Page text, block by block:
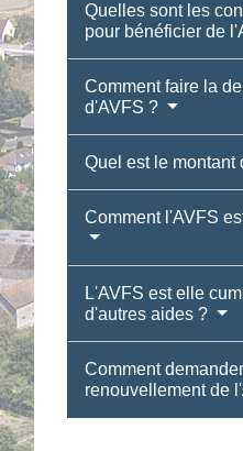
Quelles sont les
pour bénéficier de
Comment faire la
d'AVFS ?
Quel est le montant
Comment l'AVFS
L'AVFS est elle
d'autres aides ?
Comment
renouvellement de